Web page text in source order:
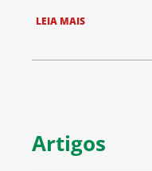
LEIA MAIS
Artigos